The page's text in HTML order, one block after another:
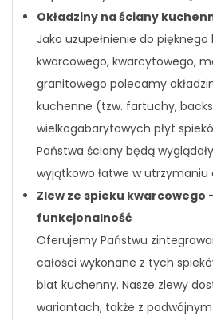
Okładziny na ściany
Jako uzupełnienie do
kwarcowego, kwarcytowego,
granitowego polecamy
kuchenne (tzw. fartuchy,
wielkogabarytowych płyt
Państwa ściany będą
wyjątkowo łatwe w utrzymaniu
Zlew ze spieku kwarcowego
funkcjonalność
Oferujemy Państwu
całości wykonane z tych
blat kuchenny. Nasze zlewy
wariantach, także z